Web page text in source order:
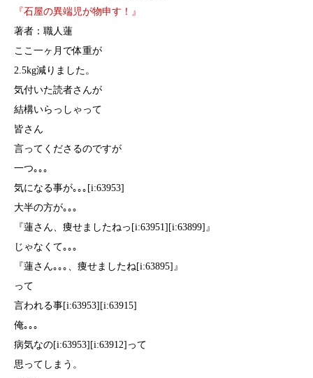
『石屋の異端児が物申す！』
著者：職人蓮
ここ一ヶ月で体重が
2.5kg減りました。
気付いた読者さんが
結構いらっしゃって
皆さん
言ってくださるのですが
一つ｡｡｡
気になる事が｡｡｡[i:63953]
大半の方が｡｡｡
『蓮さん、痩せましたねっ[i:63951][i:63899]』
じゃなくて｡｡｡
『蓮さん｡｡｡、痩せましたね[i:63895]』
って
言われる事[i:63953][i:63915]
俺｡｡｡
病気なの[i:63953][i:63912]って
思ってしまう。